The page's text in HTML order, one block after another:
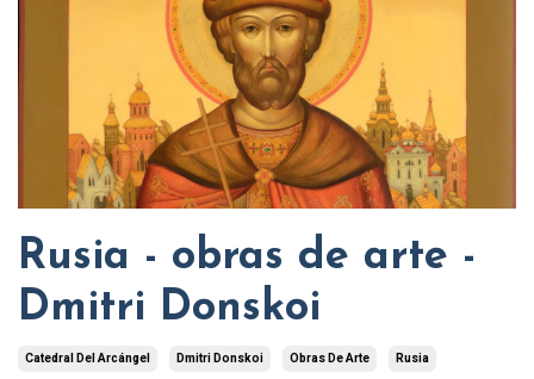
Rusia - obras de arte -
Dmitri Donskoi
Catedral Del Arcángel Dmitri Donskoi Obras De Arte Rusia